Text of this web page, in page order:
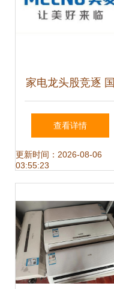
家电龙头股竞逐 国
光电器发力，综合
巨头力夺产业高地
查看详情
更新时间：2026-08-06
03:55:23